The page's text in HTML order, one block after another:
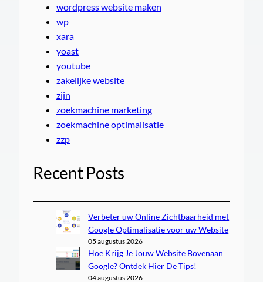
wordpress website maken
wp
xara
yoast
youtube
zakelijke website
zijn
zoekmachine marketing
zoekmachine optimalisatie
zzp
Recent Posts
Verbeter uw Online Zichtbaarheid met
Google Optimalisatie voor uw Website
05 augustus 2026
Hoe Krijg Je Jouw Website Bovenaan
Google? Ontdek Hier De Tips!
04 augustus 2026